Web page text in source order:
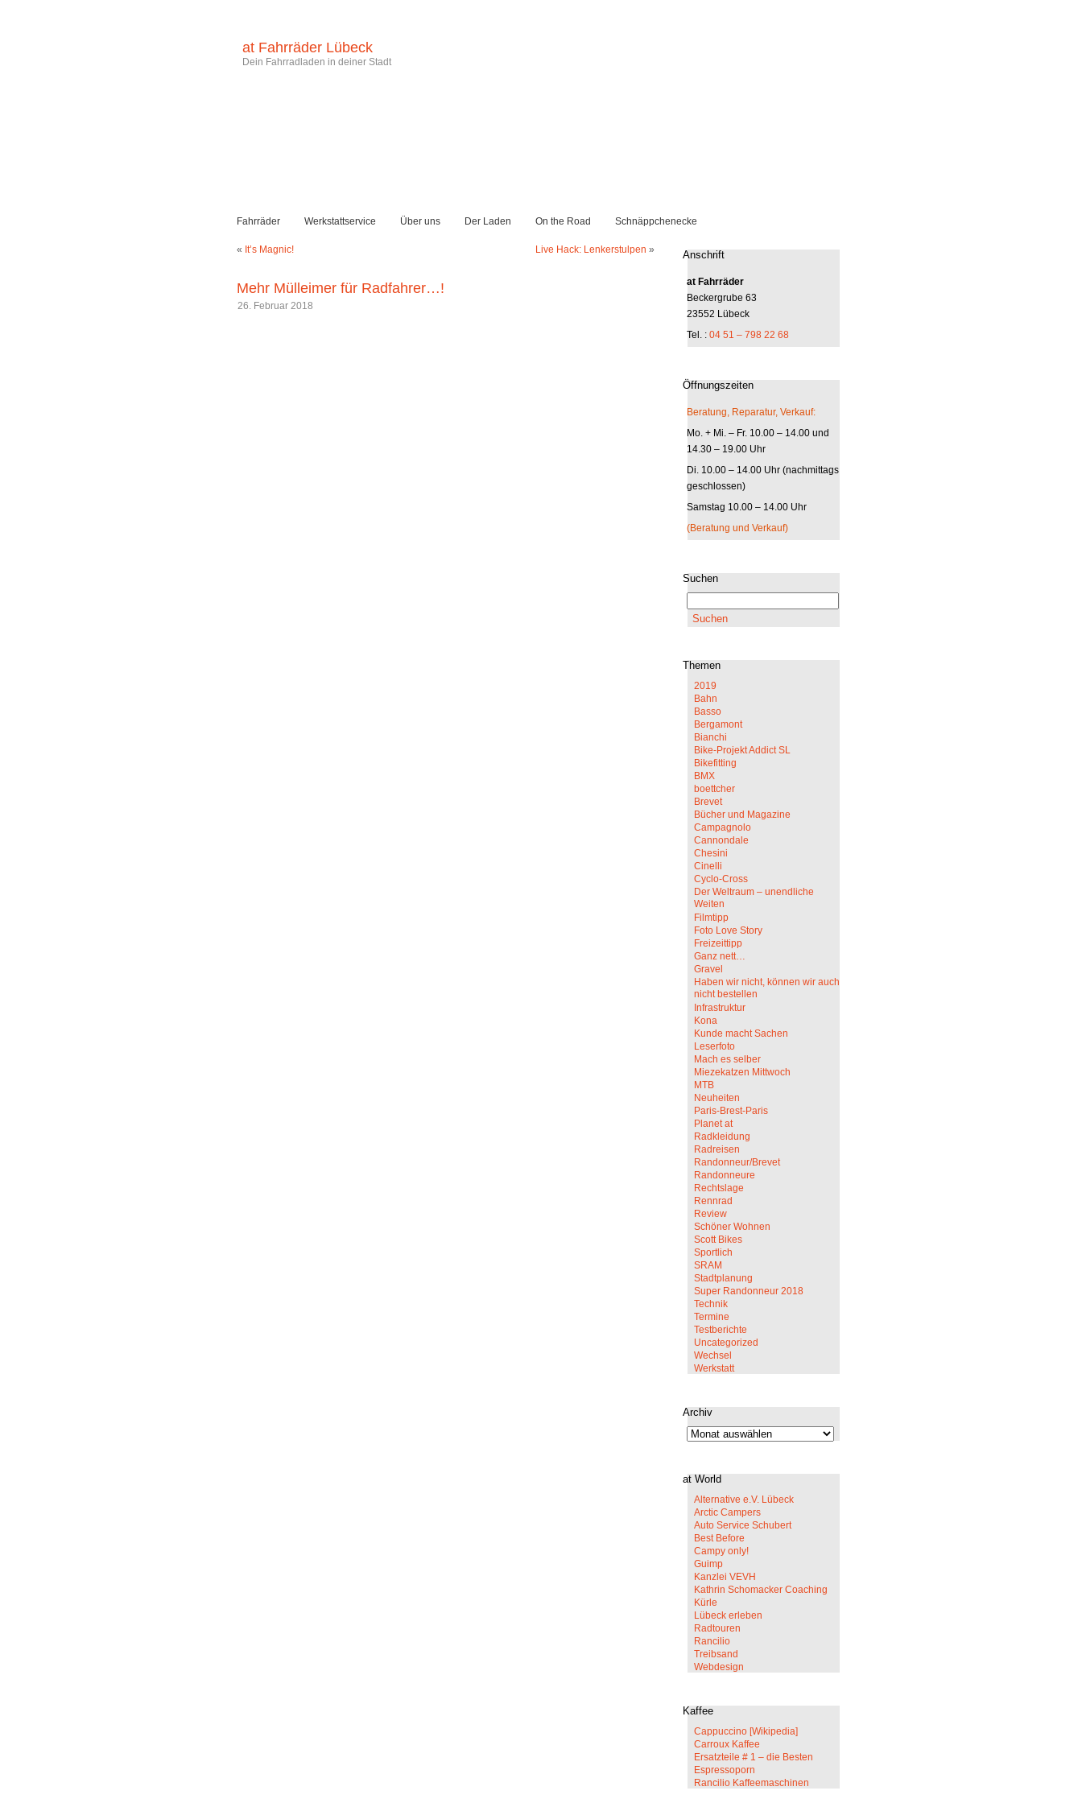
at Fahrräder Lübeck
Dein Fahrradladen in deiner Stadt
Fahrräder Werkstattservice Über uns Der Laden On the Road Schnäppchenecke
« It’s Magnic! Live Hack: Lenkerstulpen »
Mehr Mülleimer für Radfahrer…!
26. Februar 2018
Anschrift
at Fahrräder
Beckergrube 63
23552 Lübeck
Tel. : 04 51 – 798 22 68
Öffnungszeiten
Beratung, Reparatur, Verkauf:
Mo. + Mi. – Fr. 10.00 – 14.00 und
14.30 – 19.00 Uhr
Di. 10.00 – 14.00 Uhr (nachmittags
geschlossen)
Samstag 10.00 – 14.00 Uhr
(Beratung und Verkauf)
Suchen
Themen
2019
Bahn
Basso
Bergamont
Bianchi
Bike-Projekt Addict SL
Bikefitting
BMX
boettcher
Brevet
Bücher und Magazine
Campagnolo
Cannondale
Chesini
Cinelli
Cyclo-Cross
Der Weltraum – unendliche
Weiten
Filmtipp
Foto Love Story
Freizeittipp
Ganz nett…
Gravel
Haben wir nicht, können wir auch
nicht bestellen
Infrastruktur
Kona
Kunde macht Sachen
Leserfoto
Mach es selber
Miezekatzen Mittwoch
MTB
Neuheiten
Paris-Brest-Paris
Planet at
Radkleidung
Radreisen
Randonneur/Brevet
Randonneure
Rechtslage
Rennrad
Review
Schöner Wohnen
Scott Bikes
Sportlich
SRAM
Stadtplanung
Super Randonneur 2018
Technik
Termine
Testberichte
Uncategorized
Wechsel
Werkstatt
Archiv
Archiv
at World
Alternative e.V. Lübeck
Arctic Campers
Auto Service Schubert
Best Before
Campy only!
Guimp
Kanzlei VEVH
Kathrin Schomacker Coaching
Kürle
Lübeck erleben
Radtouren
Rancilio
Treibsand
Webdesign
Kaffee
Cappuccino [Wikipedia]
Carroux Kaffee
Ersatzteile # 1 – die Besten
Espressoporn
Rancilio Kaffeemaschinen